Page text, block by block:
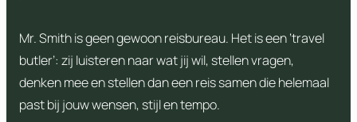
Mr. Smith is geen gewoon reisbureau. Het is een ‘travel
butler’: zij luisteren naar wat jij wil, stellen vragen,
denken mee en stellen dan een reis samen die helemaal
past bij jouw wensen, stijl en tempo.